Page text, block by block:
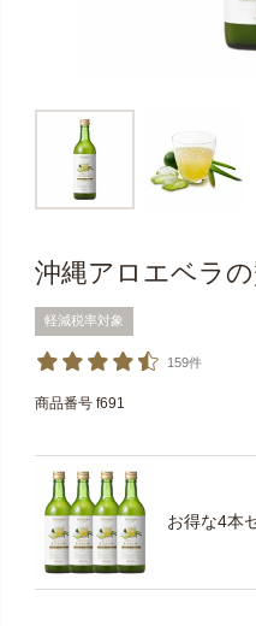
沖縄アロエベラ
軽減税率対象
159件
商品番号 f691
お得な4本